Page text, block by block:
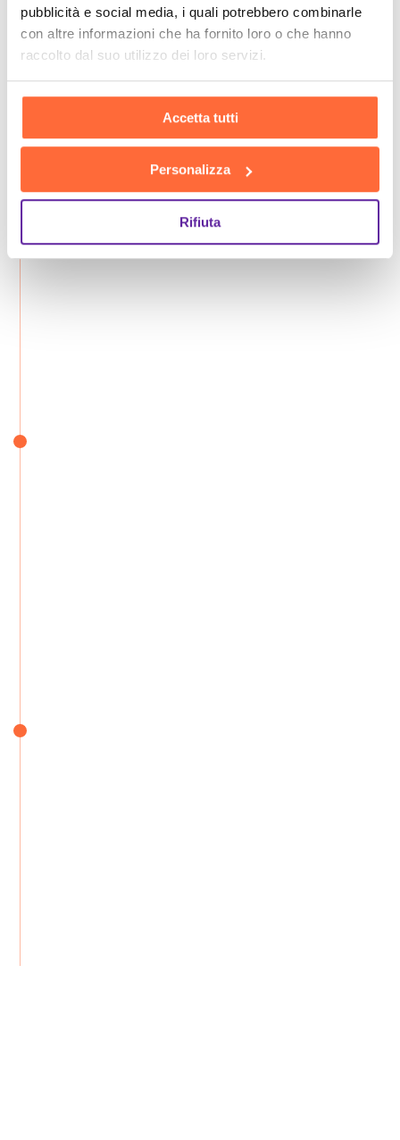
pubblicità e social media, i quali potrebbero combinarle
con altre informazioni che ha fornito loro o che hanno
raccolto dal suo utilizzo dei loro servizi.
Accetta tutti
Personalizza
Rifiuta